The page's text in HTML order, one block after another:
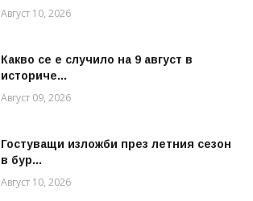
Август 10, 2026
Какво се е случило на 9 август в
историче...
Август 09, 2026
Гостуващи изложби през летния сезон
в бур...
Август 10, 2026